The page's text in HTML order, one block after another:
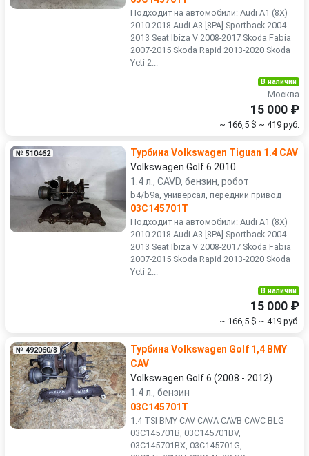
Подходит на автомобили: Audi A1 (8X)
2010-2018 Audi A3 [8PA] Sportback 2004-
2013 Seat Ibiza V 2008-2017 Skoda Fabia
2007-2015 Skoda Rapid 2013-2020 Skoda
Yeti 2...
В наличии
Москва
15 000 ₽
~ 166,5 $ ~ 419 руб.
№ 510462
Турбина Volkswagen Tiguan 1.4 CAV
Volkswagen Golf 6 2010
1.4 л., CAVD, бензин, робот
b4/b9a, универсал, передний привод
03C145701T
Подходит на автомобили: Audi A1 (8X)
2010-2018 Audi A3 [8PA] Sportback 2004-
2013 Seat Ibiza V 2008-2017 Skoda Fabia
2007-2015 Skoda Rapid 2013-2020 Skoda
Yeti 2...
В наличии
15 000 ₽
~ 166,5 $ ~ 419 руб.
№ 492060/8
Турбина Volkswagen Golf 1,4 BMY
CAV
Volkswagen Golf 6 (2008 - 2012)
1.4 л., бензин
03C145701T
1.4 TSI BMY CAV CAVA CAVB CAVC BLG
03C145701B, 03C145701BV,
03C145701BX, 03C145701G,